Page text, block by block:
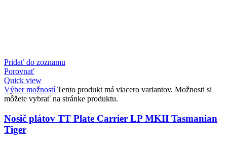
Pridať do zoznamu
Porovnať
Quick view
Výber možností Tento produkt má viacero variantov. Možnosti si
môžete vybrať na stránke produktu.
Nosič plátov TT Plate Carrier LP MKII Tasmanian
Tiger